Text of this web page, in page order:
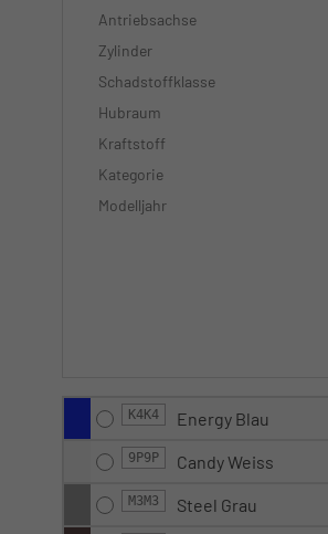
Antriebsachse
Zylinder
Schadstoffklasse
Hubraum
Kraftstoff
Kategorie
Modelljahr
K4K4 Energy Blau
9P9P Candy Weiss
M3M3 Steel Grau